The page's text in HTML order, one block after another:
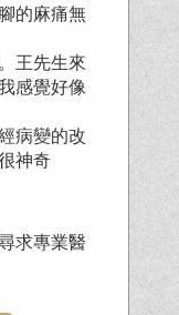
的麻痛無
王先生來
感覺好像
病變的改
神奇
求專業醫